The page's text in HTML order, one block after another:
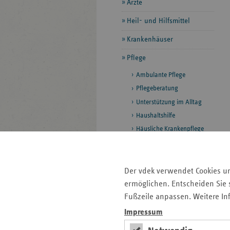
Der vdek verwendet Cookies
ermöglichen. Entscheiden
Fußzeile anpassen. Weitere
Impressum
Ärzte
Heil- und Hilfsmittel
Krankenhäuser
Pflege
Ambulante Pflege
Pflegeberatung
Unterstützung im Alltag
Haushaltshilfe
Häusliche Krankenpflege
Pflegelotse
Regional übliches
Entlohnungsniveau
letzten Lebensphase